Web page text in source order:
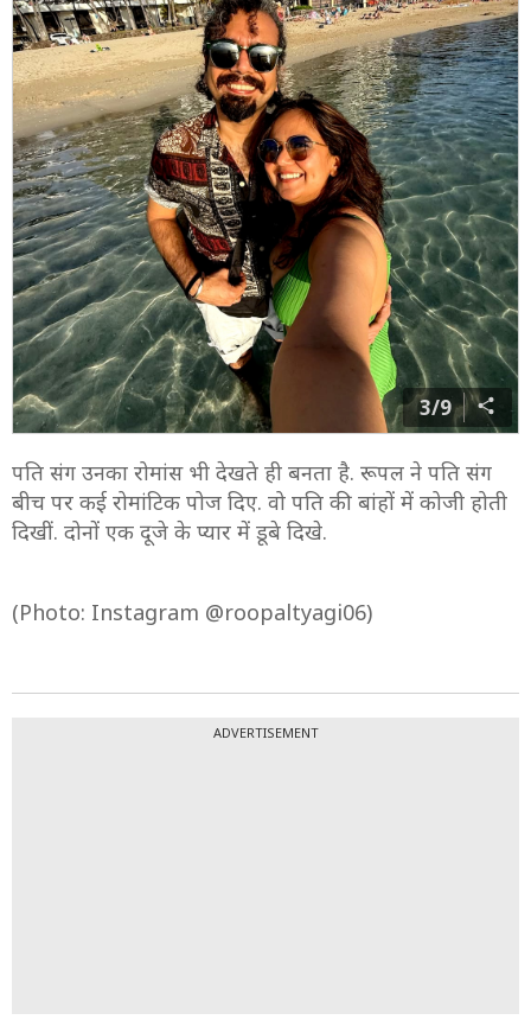
3/9
पति संग उनका रोमांस भी देखते ही बनता है. रूपल ने पति संग
बीच पर कई रोमांटिक पोज दिए. वो पति की बांहों में कोजी होती
दिखीं. दोनों एक दूजे के प्यार में डूबे दिखे.
(Photo: Instagram @roopaltyagi06)
ADVERTISEMENT